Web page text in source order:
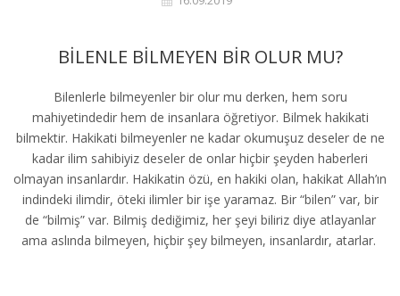
BİLENLE BİLMEYEN BİR OLUR MU?
Bilenlerle bilmeyenler bir olur mu derken, hem soru
mahiyetindedir hem de insanlara öğretiyor. Bilmek hakikati
bilmektir. Hakikati bilmeyenler ne kadar okumuşuz deseler de ne
kadar ilim sahibiyiz deseler de onlar hiçbir şeyden haberleri
olmayan insanlardır. Hakikatin özü, en hakiki olan, hakikat Allah’ın
indindeki ilimdir, öteki ilimler bir işe yaramaz. Bir “bilen” var, bir
de “bilmiş” var. Bilmiş dediğimiz, her şeyi biliriz diye atlayanlar
ama aslında bilmeyen, hiçbir şey bilmeyen, insanlardır, atarlar.